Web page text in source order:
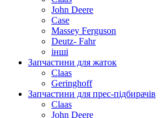
John Deere
Case
Massey Ferguson
Deutz- Fahr
інші
Запчастини для жаток
Claas
Geringhoff
Запчастини для прес-підбирачів
Claas
John Deere